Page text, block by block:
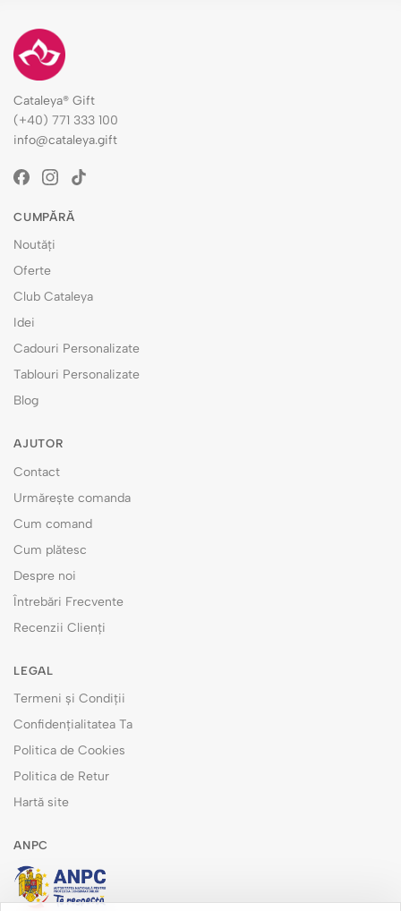
Cataleya® Gift
(+40) 771 333 100
info@cataleya.gift
CUMPĂRĂ
Noutăți
Oferte
Club Cataleya
Idei
Cadouri Personalizate
Tablouri Personalizate
Blog
AJUTOR
Contact
Urmărește comanda
Cum comand
Cum plătesc
Despre noi
Întrebări Frecvente
Recenzii Clienți
LEGAL
Termeni și Condiții
Confidențialitatea Ta
Politica de Cookies
Politica de Retur
Hartă site
ANPC